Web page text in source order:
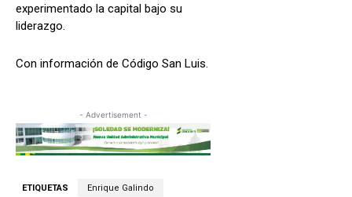
experimentado la capital bajo su
liderazgo.
Con información de Código San Luis.
- Advertisement -
ETIQUETAS Enrique Galindo